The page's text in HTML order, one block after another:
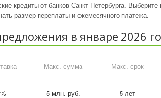
кредиты от банков Санкт-Петербурга.
размер переплаты и ежемесячного платежа.
в январе 2026
Макс. сумма Макс. срок
5 млн. руб. 5 лет